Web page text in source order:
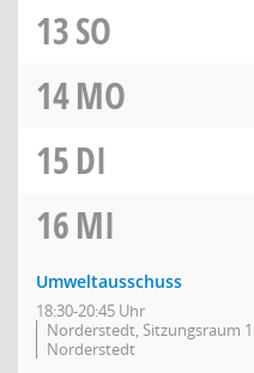
13SO
14MO
15DI
16MI
Umweltausschuss
18:30-20:45 Uhr
Norderstedt, Sitzungsraum
Norderstedt